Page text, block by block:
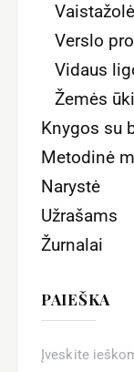
Verslo
Vidaus
Žemės
Knygos su
Metodinė
Narystė
Užrašams
Žurnalai
PAIEŠKA